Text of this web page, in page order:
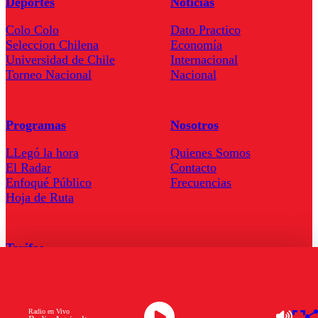
Radio en Vivo
Colo Colo
Seleccion Chilena
Universidad de Chile
Torneo Nacional
Dato Practico
Economía
Internacional
Nacional
Programas
LLegó la hora
El Radar
Enfoqué Público
Hoja de Ruta
Nosotros
Quienes Somos
Contacto
Frecuencias
Tarifas